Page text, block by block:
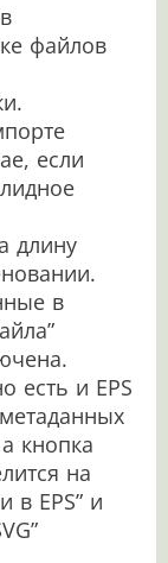
файлов
если
длину
в
есть и EPS
кнопка
на
в EPS” и